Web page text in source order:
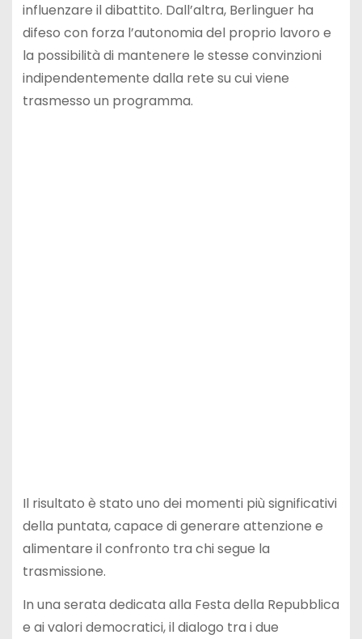
influenzare il dibattito. Dall’altra, Berlinguer ha
difeso con forza l’autonomia del proprio lavoro e
la possibilità di mantenere le stesse convinzioni
indipendentemente dalla rete su cui viene
trasmesso un programma.
Il risultato è stato uno dei momenti più significativi
della puntata, capace di generare attenzione e
alimentare il confronto tra chi segue la
trasmissione.
In una serata dedicata alla Festa della Repubblica
e ai valori democratici, il dialogo tra i due